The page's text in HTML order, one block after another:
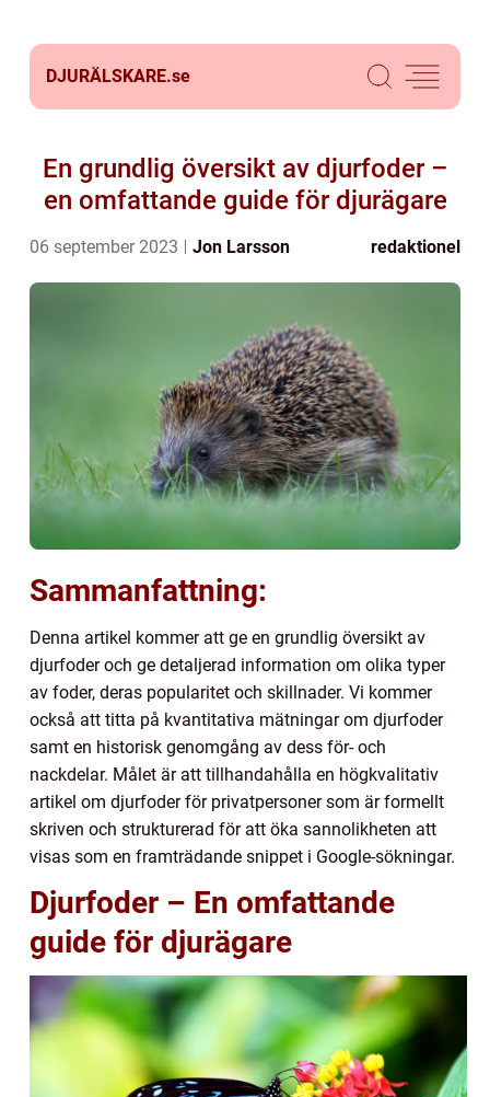
DJURÄLSKARE.se
En grundlig översikt av djurfoder –
en omfattande guide för djurägare
06 september 2023 Jon Larsson redaktionel
Sammanfattning:
Denna artikel kommer att ge en grundlig översikt av
djurfoder och ge detaljerad information om olika typer
av foder, deras popularitet och skillnader. Vi kommer
också att titta på kvantitativa mätningar om djurfoder
samt en historisk genomgång av dess för- och
nackdelar. Målet är att tillhandahålla en högkvalitativ
artikel om djurfoder för privatpersoner som är formellt
skriven och strukturerad för att öka sannolikheten att
visas som en framträdande snippet i Google-sökningar.
Djurfoder – En omfattande
guide för djurägare